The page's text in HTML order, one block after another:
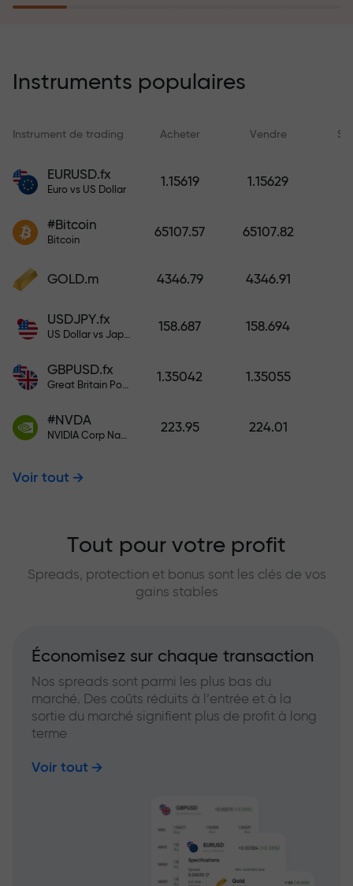
rêves simplement en effectuant un
risques rembourse vos pertes et
garantit un triplement des profits
tranquillité — votre capital est
dépôt. X1000 n’est pas une erreur.
Instruments populaires
Instrument de trading Acheter Vendre
EURUSD.fx
Euro vs US Dollar
1.15619 1.15629
#Bitcoin
Bitcoin
65107.57 65107.82
GOLD.m 4346.79 4346.91
USDJPY.fx
US Dollar vs Japanese Yen
158.687 158.694
GBPUSD.fx
Great Britain Pound vs US Dollar
1.35042 1.35055
#NVDA
NVIDIA Corp Nasdaq Stock Exchange (Nasdaq) USD
223.95 224.01
Voir tout
Tout pour votre profit
Spreads, protection et bonus sont les clés de vos
gains stables
Économisez sur chaque transaction
Nos spreads sont parmi les plus bas du
marché. Des coûts réduits à l’entrée et à la
sortie du marché signifient plus de profit à long
terme
Voir tout